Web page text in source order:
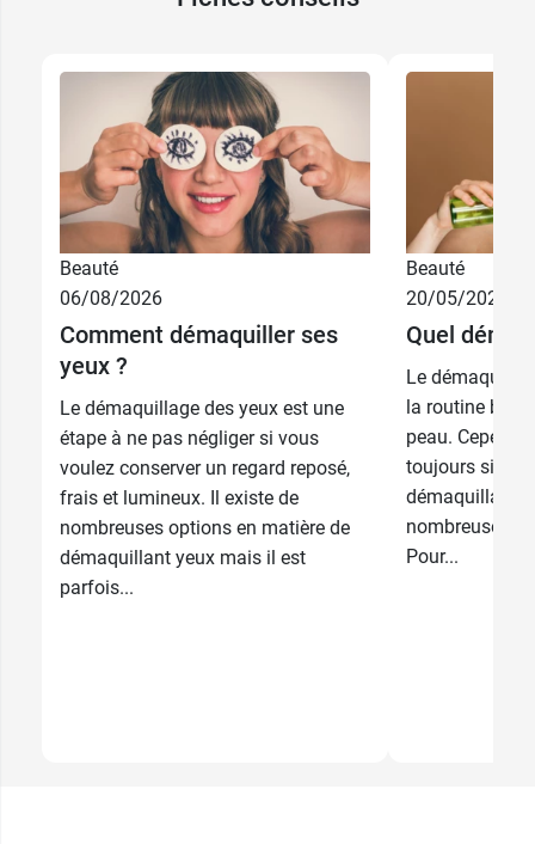
6,99 €
Bleu 6,99 €
Bois doré 6,99 €
6,99 €
Gris 6,99 €
6,99 €
Prune 6,99 €
12,99 €
Brun 12,99 €
Beauté
06/08/2026
Comment démaquiller ses
yeux ?
Le démaquillage des yeux est une
étape à ne pas négliger si vous
voulez conserver un regard reposé,
frais et lumineux. Il existe de
nombreuses options en matière de
démaquillant yeux mais il est
parfois...
Beauté
20/05/2026
Quel
Le
la routine
peau.
toujours
démaquillant
nombreuses
Pour...